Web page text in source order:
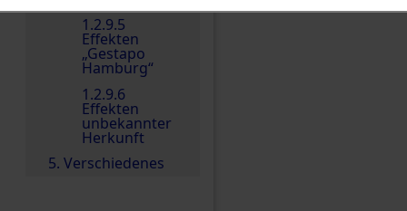
1.2.9.5
Effekten
„Gestapo
Hamburg“
1.2.9.6
Effekten
unbekannter
Herkunft
5. Verschiedenes